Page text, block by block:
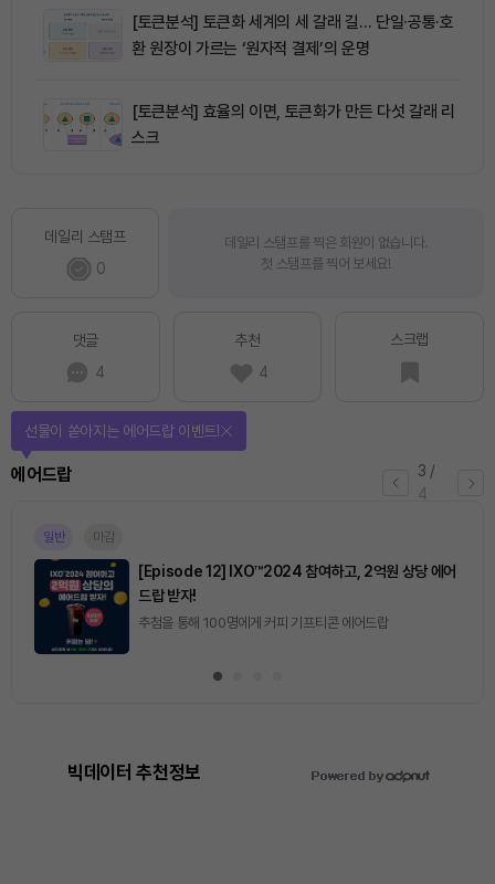
[토큰분석] 토큰화 세계의 세 갈래 길… 단일·공통·호
환 원장이 가르는 ‘원자적 결제’의 운명
[토큰분석] 효율의 이면, 토큰화가 만든 다섯 갈래 리
스크
데일리 스탬프
0
데일리 스탬프를 찍은 회원이 없습니다.
첫 스탬프를 찍어 보세요!
댓글
4
추천
4
스크랩
3 /
4
에어드랍
선물이 쏟아지는 에어드랍 이벤트!
일반 마감
[Episode 12] IXO™2024 참여하고, 2억원 상당 에어
드랍 받자!
추첨을 통해 100명에게 커피 기프티콘 에어드랍
빅데이터 추천정보